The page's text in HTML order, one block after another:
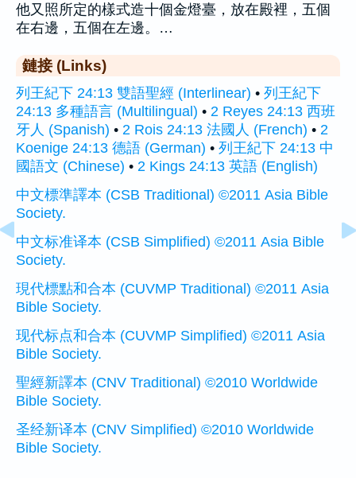
他又照所定的樣式造十個金燈臺，放在殿裡，五個
在右邊，五個在左邊。…
鏈接 (Links)
列王紀下 24:13 雙語聖經 (Interlinear) • 列王紀下
24:13 多種語言 (Multilingual) • 2 Reyes 24:13 西班
牙人 (Spanish) • 2 Rois 24:13 法國人 (French) • 2
Koenige 24:13 德語 (German) • 列王紀下 24:13 中
國語文 (Chinese) • 2 Kings 24:13 英語 (English)
中文標準譯本 (CSB Traditional) ©2011 Asia Bible
Society.
中文标准译本 (CSB Simplified) ©2011 Asia Bible
Society.
現代標點和合本 (CUVMP Traditional) ©2011 Asia
Bible Society.
现代标点和合本 (CUVMP Simplified) ©2011 Asia
Bible Society.
聖經新譯本 (CNV Traditional) ©2010 Worldwide
Bible Society.
圣经新译本 (CNV Simplified) ©2010 Worldwide
Bible Society.